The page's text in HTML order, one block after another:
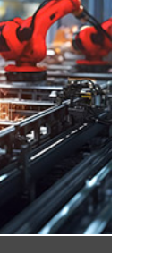
в
Именно
и